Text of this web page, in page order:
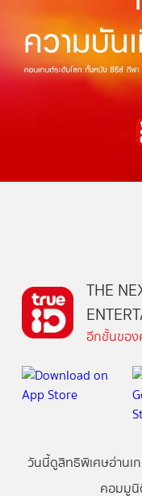
THE
อีกขั้นของ
วันนี้ดูสิทธิพิเศษอ่านเ
คอมมู